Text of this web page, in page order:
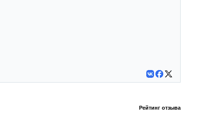
Рейтинг отзыва